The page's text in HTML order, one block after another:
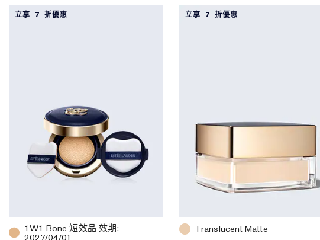
立享 7 折優惠
1W1 Bone 短效品 效期:
2027/04/01
立享 7 折優惠
Translucent Matte